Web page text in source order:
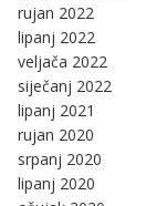
rujan 2022
lipanj 2022
veljača 2022
siječanj 2022
lipanj 2021
rujan 2020
srpanj 2020
lipanj 2020